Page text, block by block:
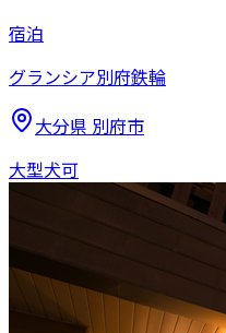
宿泊
グランシア別府鉄輪
大分県 別府市
大型犬可